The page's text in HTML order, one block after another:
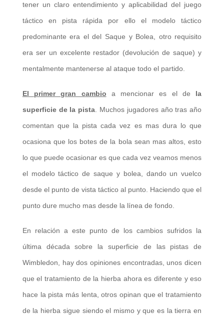
tener un claro entendimiento y aplicabilidad del juego
táctico en pista rápida por ello el modelo táctico
predominante era el del Saque y Bolea, otro requisito
era ser un excelente restador (devolución de saque) y
mentalmente mantenerse al ataque todo el partido.
El primer gran cambio a mencionar es el de la
superficie de la pista . Muchos jugadores año tras año
comentan que la pista cada vez es mas dura lo que
ocasiona que los botes de la bola sean mas altos, esto
lo que puede ocasionar es que cada vez veamos menos
el modelo táctico de saque y bolea, dando un vuelco
desde el punto de vista táctico al punto. Haciendo que el
punto dure mucho mas desde la línea de fondo.
En relación a este punto de los cambios sufridos la
última década sobre la superficie de las pistas de
Wimbledon, hay dos opiniones encontradas, unos dicen
que el tratamiento de la hierba ahora es diferente y eso
hace la pista más lenta, otros opinan que el tratamiento
de la hierba sigue siendo el mismo y que es la tierra en